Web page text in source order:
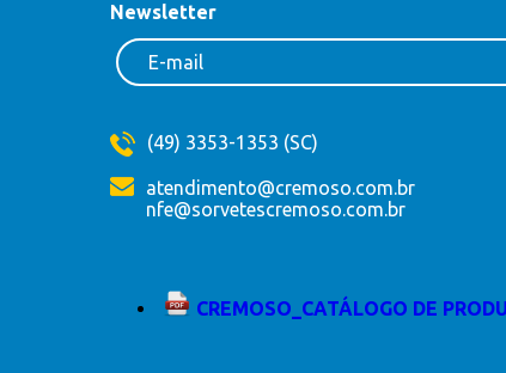
Newsletter
(49) 3353-1353 (SC)
atendimento@cremoso.com.br
nfe@sorvetescremoso.com.br
CREMOSO_CATÁLOGO DE